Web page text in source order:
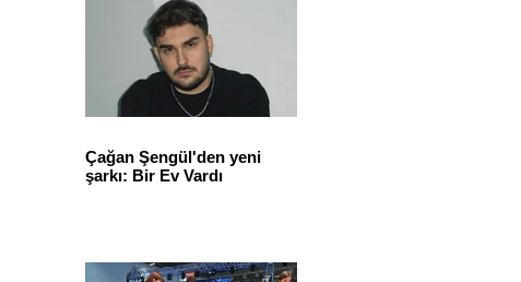
Çağan Şengül'den yeni
şarkı: Bir Ev Vardı